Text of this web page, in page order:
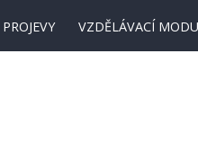
VZDĚLÁVACÍ